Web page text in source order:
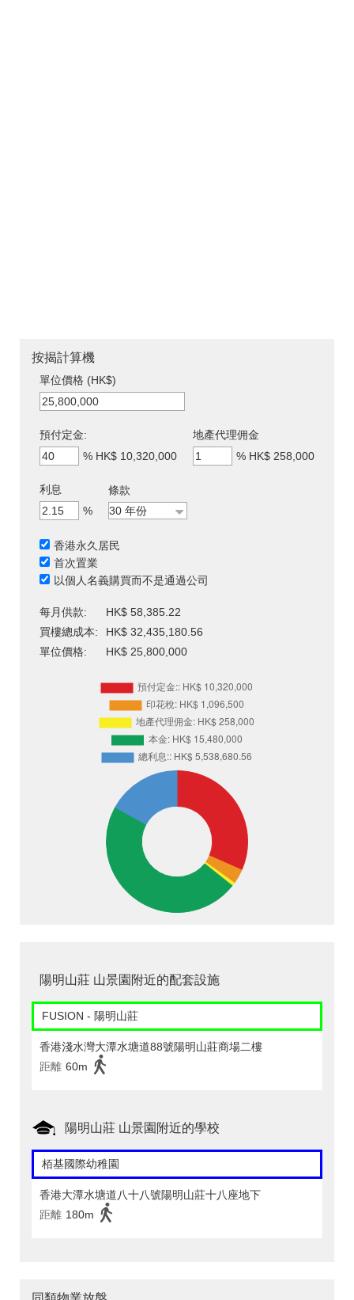
按揭計算機
單位價格 (HK$)
預付定金:
% HK$ 10,320,000
地產代理佣金
% HK$ 258,000
利息
%
條款
香港永久居民
首次置業
以個人名義購買而不是通過公司
每月供款:
HK$ 58,385.22
買樓總成本:
HK$ 32,435,180.56
單位價格:
HK$ 25,800,000
陽明山莊 山景園附近的配套設施
FUSION - 陽明山莊
香港淺水灣大潭水塘道88號陽明山莊商場二樓
距離 60m
陽明山莊 山景園附近的學校
栢基國際幼稚園
香港大潭水塘道八十八號陽明山莊十八座地下
距離 180m